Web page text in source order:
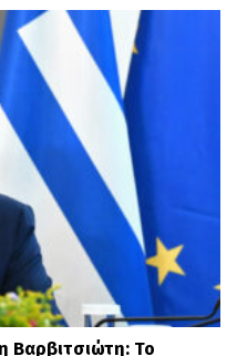
Βαρβιτσιώτη: Το